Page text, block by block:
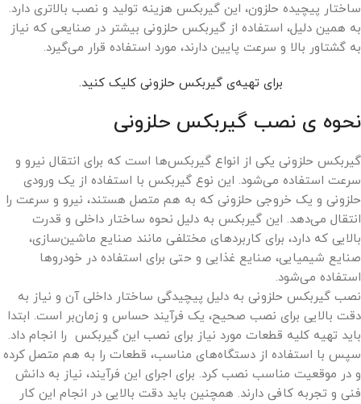
ساختار پیچیده حلزون، این گیربکس هزینه تولید و نصب بالاتری دارد.
به همین دلیل، استفاده از گیربکس حلزونی بیشتر در صنایعی که نیاز
به گشتاور بالا و سرعت پایین دارند، مورد استفاده قرار می‌گیرد.
برای تهیه‌ی گیربکس حلزونی کلیک کنید.
نحوه‌ ی نصب گیربکس حلزونی
گیربکس حلزونی یکی از انواع گیربکس‌ها است که برای انتقال نیرو و
سرعت استفاده می‌شود. این نوع گیربکس با استفاده از یک ورودی
حلزونی و یک خروجی حلزونی که به هم متصل هستند، نیرو و سرعت را
انتقال می‌دهد. این گیربکس به دلیل نحوه ساختار داخلی و قدرت
بالایی که دارد، برای کاربردهای مختلفی مانند صنایع ماشین‌سازی،
صنایع شیمیایی، صنایع غذایی و حتی برای استفاده در خودروها
استفاده می‌شود.
نصب گیربکس حلزونی به دلیل پیچیدگی ساختار داخلی آن و نیاز به
دقت بالایی برای نصب صحیح، یک فرآیند حساس و زمان‌بر است. ابتدا
باید تهیه کلیه قطعات مورد نیاز برای نصب این گیربکس را انجام داد.
سپس با استفاده از دستگاه‌های مناسب، قطعات را به هم متصل کرده
و در موقعیت مناسب نصب کرد. برای اجرای این فرآیند، نیاز به دانش
فنی و تجربه کافی دارند. همچنین باید دقت بالایی در انجام این کار